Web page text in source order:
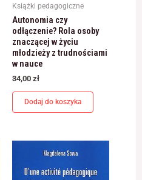
Książki pedagogiczne
Autonomia czy
odłączenie? Rola osoby
znaczącej w życiu
młodzieży z trudnościami
w nauce
34,00 zł
Dodaj do koszyka